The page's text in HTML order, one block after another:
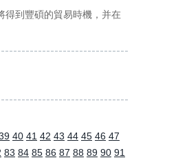
得到豐碩的貿易時機，并在
40 41 42 43 44 45 46 47
83 84 85 86 87 88 89 90 91